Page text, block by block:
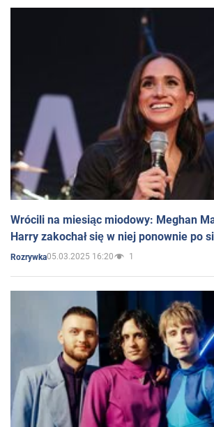
Wrócili na miesiąc miodowy: Meghan
Harry zakochał się w niej ponownie po
Rozrywka05.03.2025 16:20 1